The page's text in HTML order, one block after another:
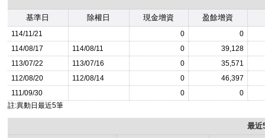
基準日 除權日 現金增資 盈餘增資
114/11/21 0
0
114/08/17
114/08/11 0
39,128
113/07/22
113/07/16 0
35,571
112/08/20
112/08/14 0
46,397
111/09/30
0
0
註:異動日最近5筆
最近